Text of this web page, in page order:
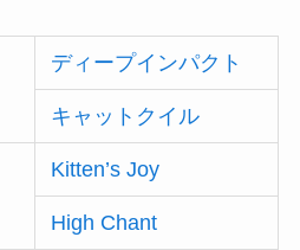
ディープインパクト
キャットクイル
Kitten’s Joy
High Chant